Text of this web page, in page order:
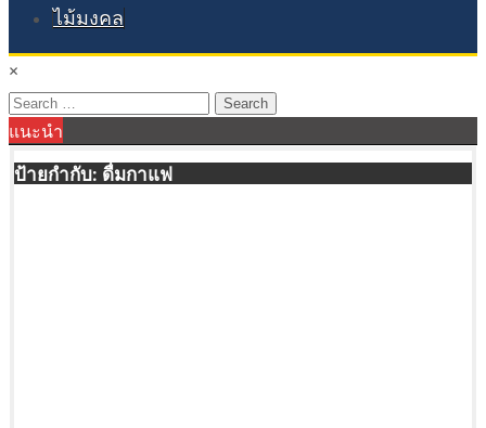
ไม้มงคล
×
Search
for:
แนะนำ
ป้ายกำกับ: ดื่มกาแฟ